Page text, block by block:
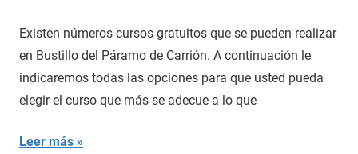
Existen números cursos gratuitos que se pueden realizar
en Bustillo del Páramo de Carrión. A continuación le
indicaremos todas las opciones para que usted pueda
elegir el curso que más se adecue a lo que
Leer más